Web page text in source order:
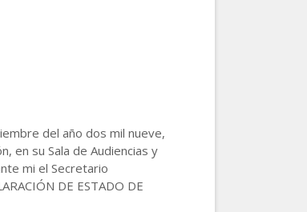
del año dos mil nueve,
en su Sala de Audiencias y
mi el Secretario
DE ESTADO DE